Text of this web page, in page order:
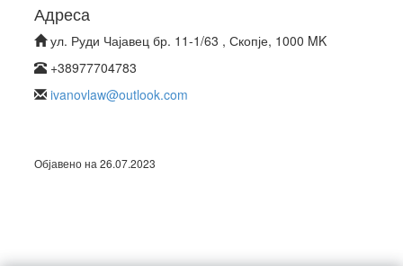
Адреса
ул. Руди Чајавец бр. 11-1/63 , Скопје, 1000 MK
+38977704783
ivanovlaw@outlook.com
Објавено на 26.07.2023